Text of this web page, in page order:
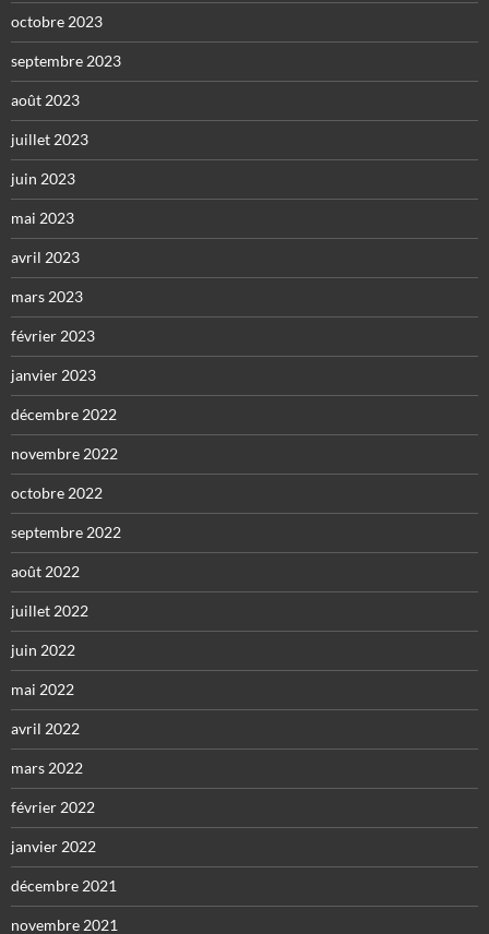
octobre 2023
septembre 2023
août 2023
juillet 2023
juin 2023
mai 2023
avril 2023
mars 2023
février 2023
janvier 2023
décembre 2022
novembre 2022
octobre 2022
septembre 2022
août 2022
juillet 2022
juin 2022
mai 2022
avril 2022
mars 2022
février 2022
janvier 2022
décembre 2021
novembre 2021